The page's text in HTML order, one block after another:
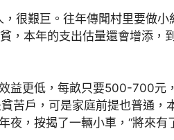
很艱巨。往年傳聞村里要做小
，本年的支出估量還會增添，
益更低，每畝只要500-700元
苦戶，可是家庭前提也普通，
夜，按揭了一輛小車，“將來有